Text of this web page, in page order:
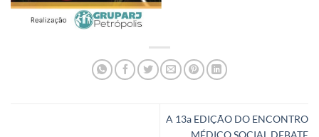
A 13a EDIÇÃO DO ENCONTRO
MÉDICO SOCIAL DEBATE